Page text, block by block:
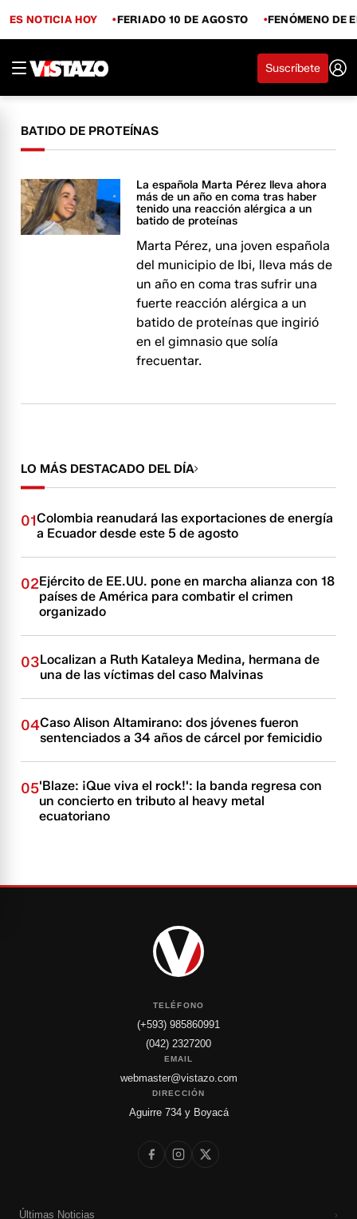
ES NOTICIA HOY FERIADO 10 DE AGOSTO FENÓMENO DE
Suscríbete
BATIDO DE PROTEÍNAS
La española Marta Pérez lleva ahora
más de un año en coma tras haber
tenido una reacción alérgica a un
batido de proteínas
Marta Pérez, una joven española
del municipio de Ibi, lleva más de
un año en coma tras sufrir una
fuerte reacción alérgica a un
batido de proteínas que ingirió
en el gimnasio que solía
frecuentar.
LO MÁS DESTACADO DEL DÍA
01Colombia reanudará las exportaciones de energía
a Ecuador desde este 5 de agosto
02Ejército de EE.UU. pone en marcha alianza con 18
países de América para combatir el crimen
organizado
03Localizan a Ruth Kataleya Medina, hermana de
una de las víctimas del caso Malvinas
04Caso Alison Altamirano: dos jóvenes fueron
sentenciados a 34 años de cárcel por femicidio
05'Blaze: ¡Que viva el rock!': la banda regresa con
un concierto en tributo al heavy metal
ecuatoriano
TELÉFONO
(+593) 985860991
(042) 2327200
EMAIL
webmaster@vistazo.com
DIRECCIÓN
Aguirre 734 y Boyacá
Últimas Noticias ›